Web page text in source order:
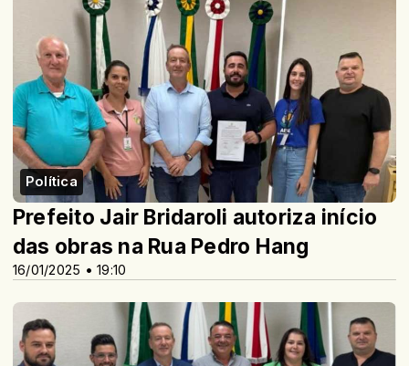
Política
16/01/2025 • 19:10
Prefeito Jair Bridaroli autoriza início
das obras na Rua Pedro Hang